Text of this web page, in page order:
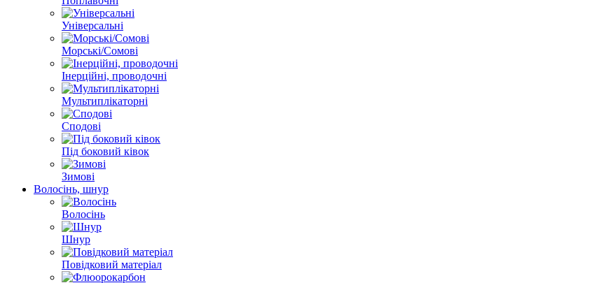
Універсальні
Морські/Сомові
Інерційні, проводочні
Мультиплікаторні
Сподові
Під боковий ківок
Зимові
Волосінь, шнур
Волосінь
Шнур
Повідковий матеріал